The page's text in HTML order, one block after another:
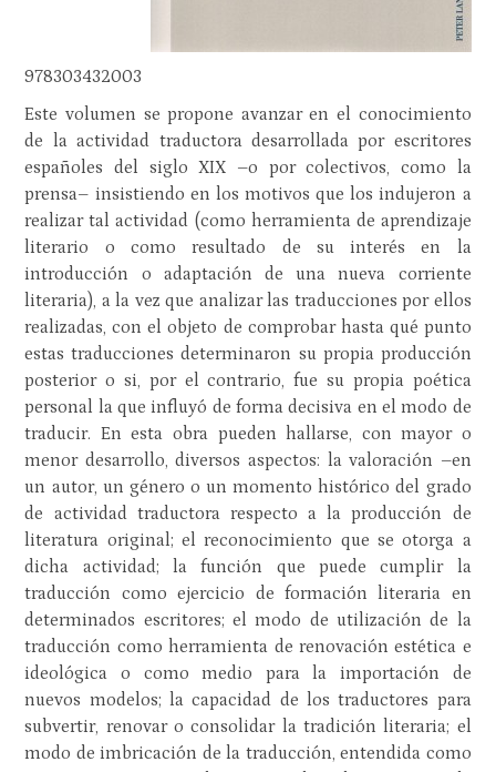
978303432003
Este volumen se propone avanzar en el conocimiento
de la actividad traductora desarrollada por escritores
españoles del siglo XIX –o por colectivos, como la
prensa– insistiendo en los motivos que los indujeron a
realizar tal actividad (como herramienta de aprendizaje
literario o como resultado de su interés en la
introducción o adaptación de una nueva corriente
literaria), a la vez que analizar las traducciones por ellos
realizadas, con el objeto de comprobar hasta qué punto
estas traducciones determinaron su propia producción
posterior o si, por el contrario, fue su propia poética
personal la que influyó de forma decisiva en el modo de
traducir. En esta obra pueden hallarse, con mayor o
menor desarrollo, diversos aspectos: la valoración –en
un autor, un género o un momento histórico del grado
de actividad traductora respecto a la producción de
literatura original; el reconocimiento que se otorga a
dicha actividad; la función que puede cumplir la
traducción como ejercicio de formación literaria en
deter­minados escritores; el modo de utilización de la
traducción como herramienta de renovación estética e
ideológica o como medio para la importación de
nuevos modelos; la capacidad de los traductores para
subvertir, renovar o consolidar la tradición literaria; el
modo de imbricación de la traducción, entendida como